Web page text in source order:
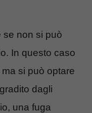
se non si può
In questo caso
ma si può optare
dagli
una fuga